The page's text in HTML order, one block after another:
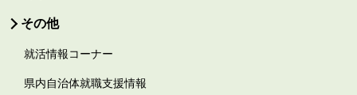
その他
就活情報コーナー
県内自治体就職支援情報